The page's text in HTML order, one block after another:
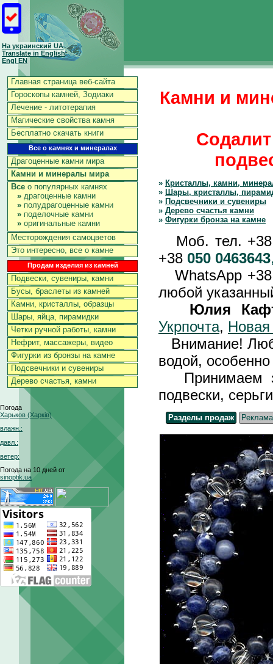
На украинский UA
Translate in English
Engl EN
Главная страница веб-сайта
Гороскопы камней, Зодиаки
Лечение - литотерапия
Магические свойства камня
Бесплатно скачать книги
Все о камнях и минералах
Драгоценные камни мира
Камни и минералы мира
Все о популярных камнях
» драгоценные камни
» полудрагоценные камни
» поделочные камни
» оригинальные камни
Месторождения самоцветов
Это интересно, все о камне
Продам изделия из камней
Подвески, сувениры, камни
Бусы, браслеты из камней
Камни, кристаллы, образцы
Шары, яйца, пирамидки
Четки ручной работы, камни
Нефрит, массажеры, видео
Фигурки из бронзы на камне
Подсвечники и сувениры
Дерево счастья, камни
Камни и
» Кристаллы, камни,
» Шары, кристаллы,
» Подсвечники и сувениры
» Дерево счастья камни
» Фигурки бронза на камне
Моб. тел.
+38 050 0463643
WhatsApp
любой
Юлия
Укрпочта, Новая
Внимание!
водой,
Принимаем
подвески,
Разделы продаж Реклама
Погода
Харьков (Харків)
влажн.:
давл.:
ветер:
Погода на 10 дней от
sinoptik.ua